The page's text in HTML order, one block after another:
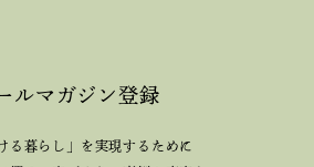
ルマガジン登録
る暮らし」を実現するために